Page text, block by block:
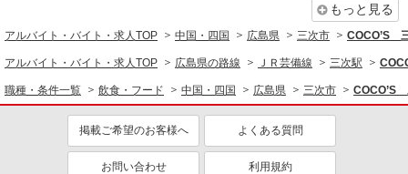
もっと見る
アルバイト・バイト・求人TOP 中国・四国 広島県 三次市 COCO’S
アルバイト・バイト・求人TOP 広島県の路線 ＪＲ芸備線 三次駅
職種・条件一覧 飲食・フード 中国・四国 広島県 三次市 COCO’S
掲載ご希望のお客様へ よくある質問
お問い合わせ 利用規約